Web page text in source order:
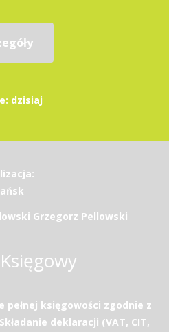
dzisiaj
Grzegorz Pellowski
pełnej księgowości zgodnie z
deklaracji (VAT, CIT,